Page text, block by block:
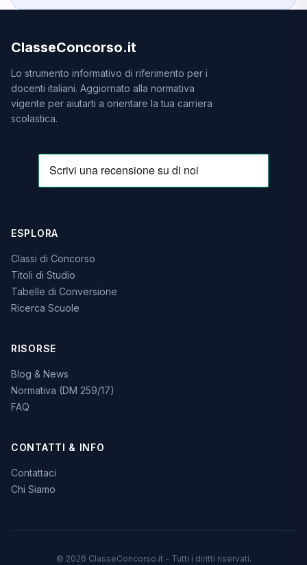
ClasseConcorso.it
Lo strumento informativo di riferimento per i
docenti italiani. Aggiornato alla normativa
vigente per aiutarti a orientare la tua carriera
scolastica.
ESPLORA
Classi di Concorso
Titoli di Studio
Tabelle di Conversione
Ricerca Scuole
RISORSE
Blog & News
Normativa (DM 259/17)
FAQ
CONTATTI & INFO
Contattaci
Chi Siamo
© 2026 ClasseConcorso.it - Tutti i diritti riservati.